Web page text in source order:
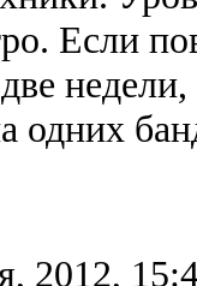
Если
одних
2012,